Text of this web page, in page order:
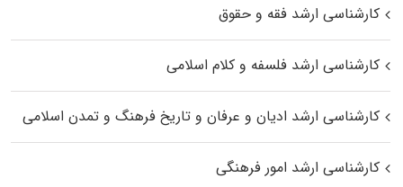
کارشناسی ارشد فقه و حقوق
کارشناسی ارشد فلسفه و کلام اسلامی
کارشناسی ارشد ادیان و عرفان و تاریخ فرهنگ و تمدن اسلامی
کارشناسی ارشد امور فرهنگی